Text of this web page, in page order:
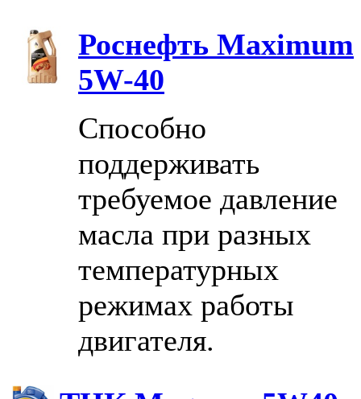
Роснефть Maximum
5W-40
Способно
поддерживать
требуемое давление
масла при разных
температурных
режимах работы
двигателя.